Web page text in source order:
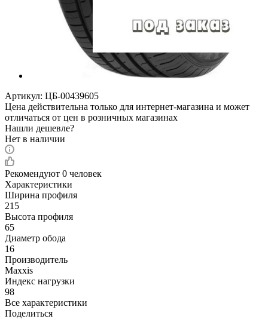
Артикул: ЦБ-00439605
Цена действительна только для интернет-магазина и может
отличаться от цен в розничных магазинах
Нашли дешевле?
Нет в наличии
Рекомендуют 0 человек
Характеристики
Ширина профиля
215
Высота профиля
65
Диаметр обода
16
Производитель
Maxxis
Индекс нагрузки
98
Все характеристики
Поделиться